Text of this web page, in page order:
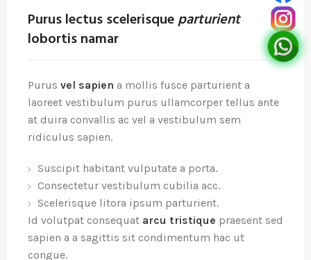
Purus lectus scelerisqueparturient
lobortis namar
Purus vel sapien a mollis fusce parturient a
laoreet vestibulum purus ullamcorper tellus ante
at duira convallis ac vel a vestibulum sem
ridiculus sapien.
Suscipit habitant vulputate a porta.
Consectetur vestibulum cubilia acc.
Scelerisque litora ipsum parturient.
Id volutpat consequat arcu tristique praesent sed
sapien a a sagittis sit condimentum hac ut
congue.